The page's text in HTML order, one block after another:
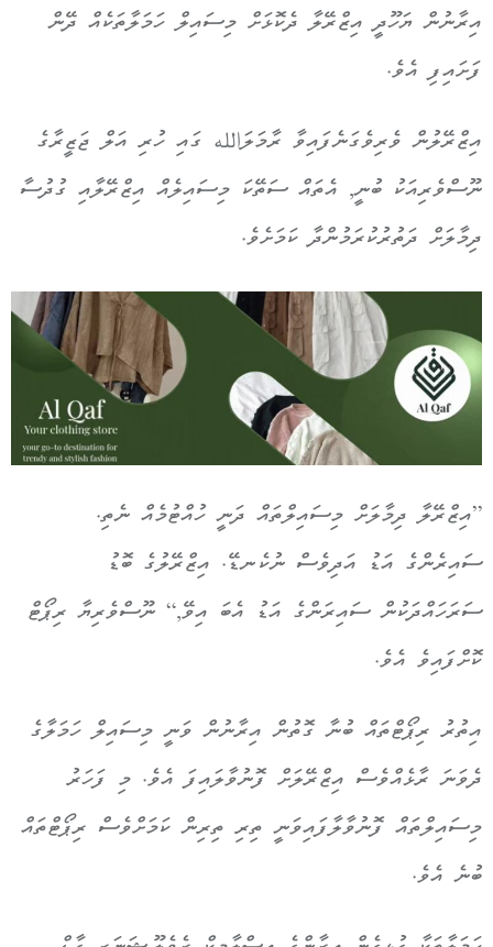
އިރާނުން ޔަހޫދީ އިޒްރޭލާ ދެކޮޅަށް މިސައިލް ހަމަލާތަކެއް ދޭން
ފަށައިފި އެވެ.
އިޒްރޭލުން ވެރިވެގަނެފައިވާ ރާމަލަالله ގައި ހުރި އަލް ޖަޒީރާގެ
ނޫސްވެރިއަކު ބުނީ, އެތައް ސަތޭކަ މިސައިލެއް އިޒްރޭލާއި ގުދުސާ
ދިމާލަށް ދަތުރުކުރަމުންދާ ކަމަށެވެ.
”އިޒްރޭލާ ދިމާލަށް މިސައިލްތައް ދަނީ ހުއްޓުމެއް ނެތި.
ސައިރެންގެ އަޑު އަދިވެސް ނުކެނޑޭ. އިޒްރޭލުގެ ބޮޑު
ސަރަހައްދަކުން ސައިރަންގެ އަޑު އެބަ އިވޭ,“ ނޫސްވެރިޔާ ރިޕޯޓް
ކޮށްފައިވެ އެވެ.
އިތުރު ރިޕޯޓްތައް ބުނާ ގޮތުން އިރާނުން ވަނީ މިސައިލް ހަމަލާގެ
ދެވަނަ ރާޅެއްވެސް އިޒްރޭލަށް ފޮނުވާލައިފަ އެވެ. މި ފަހަރު
މިސައިލްތައް ފޮނުވާލާފައިވަނީ ތިރި ތިރިން ކަމަށްވެސް ރިޕޯޓްތައް
ބުނެ އެވެ.